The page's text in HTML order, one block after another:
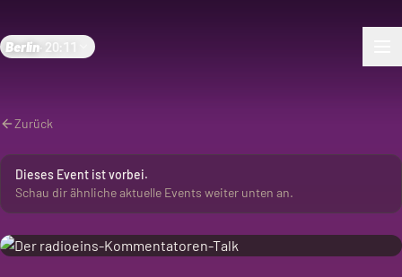
Berlin 20:11
Zurück
Dieses Event ist vorbei.
Schau dir ähnliche aktuelle Events weiter unten an.